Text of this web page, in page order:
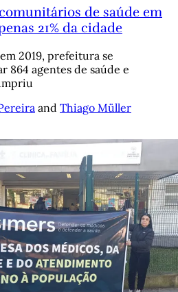
de saúde em
21% da cidade
2019, prefeitura se
864 agentes de saúde e
and Thiago Müller